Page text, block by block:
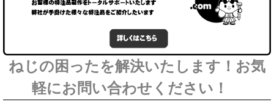
ねじの困ったを解決いたします！お気
軽にお問い合わせください！